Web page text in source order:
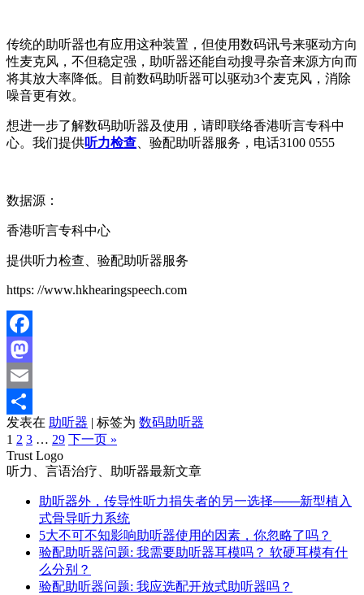
传统的助听器也有应用这种装置，但使用数码讯号来驱动方向
性麦克风，不但稳定强，助听器还能自动搜寻杂音来源方向而
将其放大率降低。目前数码助听器可以驱动3个麦克风，消除
噪音更有效。
想进一步了解数码助听器及使用，请即联络香港听言专科中
心。我们提供听力检查 、验配助听器服务，电话3100 0555
数据源：
香港听言专科中心
提供听力检查、验配助听器服务
https: //www.hkhearingspeech.com
Facebook
Mastodon
Email
分
享
发表在 助听器 | 标签为 数码助听器
1 2 3 … 29 下一页 »
Trust Logo
听力、言语治疗、助听器最新文章
助听器外，传导性听力捐失者的另一选择───新型植入
式骨导听力系统
5大不可不知影响助听器使用的因素，你忽略了吗？
验配助听器问题: 我需要助听器耳模吗？ 软硬耳模有什
么分别？
验配助听器问题: 我应选配开放式助听器吗？